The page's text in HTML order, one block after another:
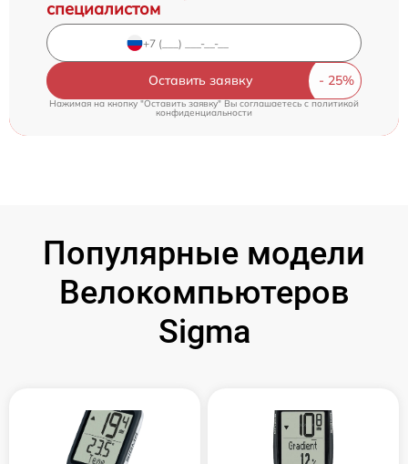
специалистом
Оставить заявку
Нажимая на кнопку "Оставить заявку" Вы соглашаетесь c политикой
конфиденциальности
Популярные модели
Велокомпьютеров
Sigma